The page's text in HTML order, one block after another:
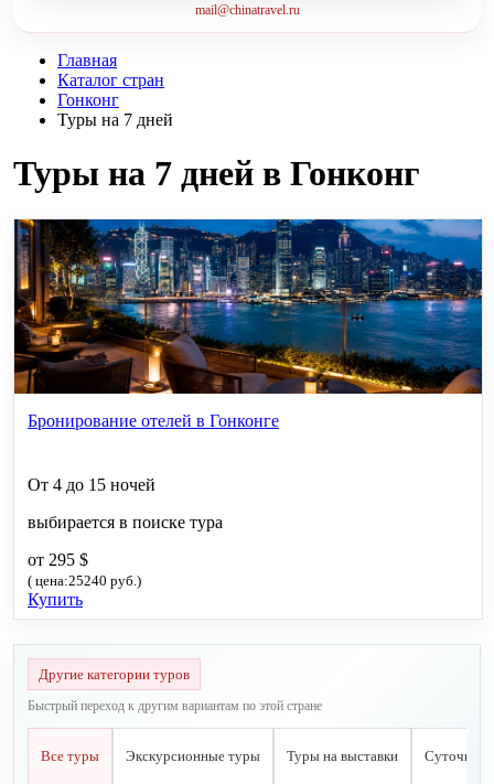
mail@chinatravel.ru
Главная
Каталог стран
Гонконг
Туры на 7 дней
Туры на 7 дней в Гонконг
Бронирование отелей в Гонконге
От 4 до 15 ночей
выбирается в поиске тура
от 295 $
( цена:25240 руб.)
Купить
Другие категории туров
Быстрый переход к другим вариантам по этой стране
Все туры Экскурсионные туры Туры на выставки Суточные